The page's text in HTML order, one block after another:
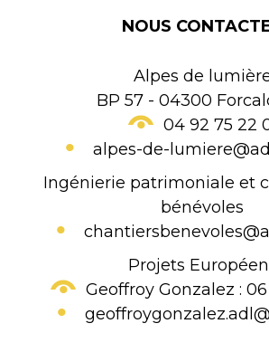
NOUS
Alpes de
BP 57 - 04300
04 92 75 22
alpes-de-
Ingénierie patrimoniale et
bénévoles
Projets
Geoffroy Gonzalez : 06